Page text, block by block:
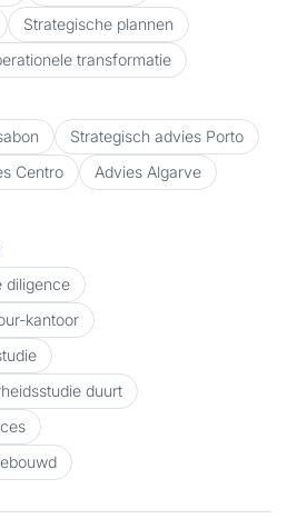
Strategische plannen
transformatie
Strategisch advies Porto
Centro
Advies Algarve
diligence
kantoor
duurt